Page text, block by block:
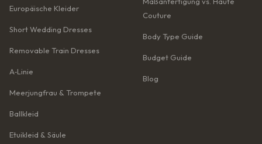
Europäische Kleider
Short Wedding Dresses
Removable Train Dresses
A‑Linie
Meerjungfrau & Trompete
Ballkleid
Etuikleid & Säule
Couture
Body Type Guide
Budget Guide
Blog